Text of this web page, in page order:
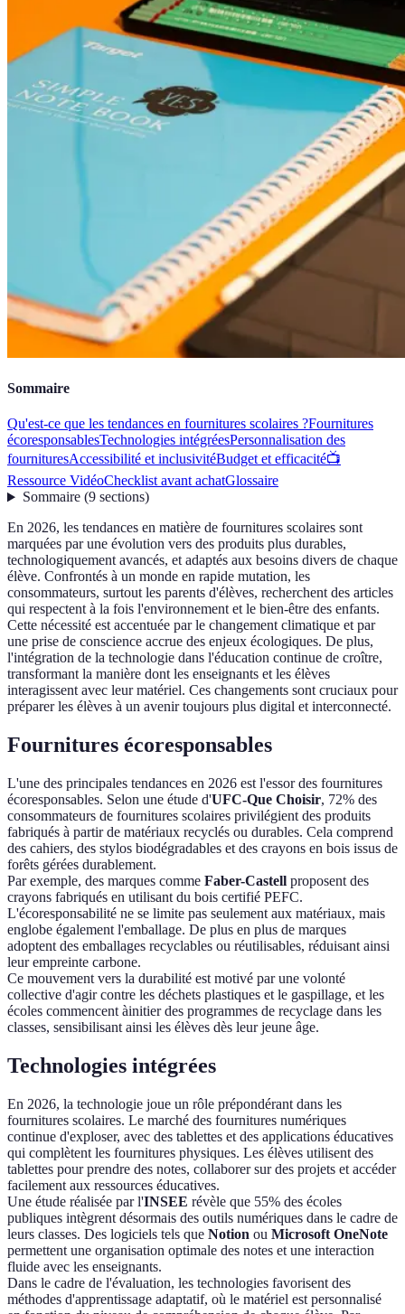
Sommaire
Qu'est-ce que les tendances en fournitures scolaires ?Fournitures
écoresponsablesTechnologies intégréesPersonnalisation des
fournituresAccessibilité et inclusivitéBudget et efficacité📺
Ressource VidéoChecklist avant achatGlossaire
Sommaire(9 sections)
En 2026, les tendances en matière de fournitures scolaires sont
marquées par une évolution vers des produits plus durables,
technologiquement avancés, et adaptés aux besoins divers de chaque
élève. Confrontés à un monde en rapide mutation, les
consommateurs, surtout les parents d'élèves, recherchent des articles
qui respectent à la fois l'environnement et le bien-être des enfants.
Cette nécessité est accentuée par le changement climatique et par
une prise de conscience accrue des enjeux écologiques. De plus,
l'intégration de la technologie dans l'éducation continue de croître,
transformant la manière dont les enseignants et les élèves
interagissent avec leur matériel. Ces changements sont cruciaux pour
préparer les élèves à un avenir toujours plus digital et interconnecté.
Fournitures écoresponsables
L'une des principales tendances en 2026 est l'essor des fournitures
écoresponsables. Selon une étude d'UFC-Que Choisir, 72% des
consommateurs de fournitures scolaires privilégient des produits
fabriqués à partir de matériaux recyclés ou durables. Cela comprend
des cahiers, des stylos biodégradables et des crayons en bois issus de
forêts gérées durablement.
Par exemple, des marques comme Faber-Castell proposent des
crayons fabriqués en utilisant du bois certifié PEFC.
L'écoresponsabilité ne se limite pas seulement aux matériaux, mais
englobe également l'emballage. De plus en plus de marques
adoptent des emballages recyclables ou réutilisables, réduisant ainsi
leur empreinte carbone.
Ce mouvement vers la durabilité est motivé par une volonté
collective d'agir contre les déchets plastiques et le gaspillage, et les
écoles commencent àinitier des programmes de recyclage dans les
classes, sensibilisant ainsi les élèves dès leur jeune âge.
Technologies intégrées
En 2026, la technologie joue un rôle prépondérant dans les
fournitures scolaires. Le marché des fournitures numériques
continue d'exploser, avec des tablettes et des applications éducatives
qui complètent les fournitures physiques. Les élèves utilisent des
tablettes pour prendre des notes, collaborer sur des projets et accéder
facilement aux ressources éducatives.
Une étude réalisée par l'INSEE révèle que 55% des écoles
publiques intègrent désormais des outils numériques dans le cadre de
leurs classes. Des logiciels tels que Notion ou Microsoft OneNote
permettent une organisation optimale des notes et une interaction
fluide avec les enseignants.
Dans le cadre de l'évaluation, les technologies favorisent des
méthodes d'apprentissage adaptatif, où le matériel est personnalisé